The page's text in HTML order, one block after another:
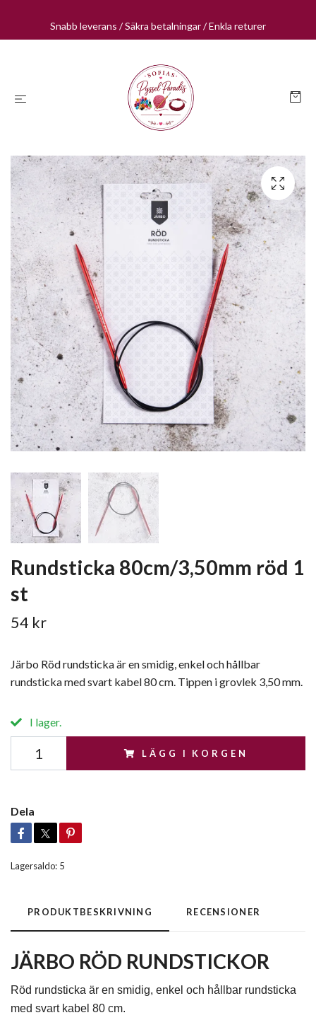
Snabb leverans / Säkra betalningar / Enkla returer
Rundsticka 80cm/3,50mm röd 1
st
54 kr
Järbo Röd rundsticka är en smidig, enkel och hållbar
rundsticka med svart kabel 80 cm. Tippen i grovlek 3,50 mm.
I lager.
LÄGG I KORGEN
Dela
Lagersaldo: 5
PRODUKTBESKRIVNING RECENSIONER
JÄRBO RÖD RUNDSTICKOR
Röd rundsticka är en smidig, enkel och hållbar rundsticka
med svart kabel 80 cm.